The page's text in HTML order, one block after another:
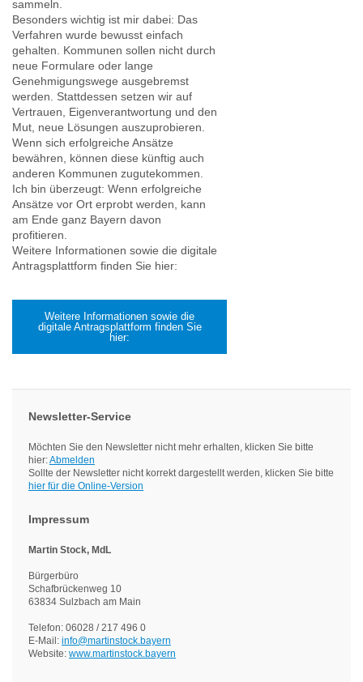
sammeln.
Besonders wichtig ist mir dabei: Das
Verfahren wurde bewusst einfach
gehalten. Kommunen sollen nicht durch
neue Formulare oder lange
Genehmigungswege ausgebremst
werden. Stattdessen setzen wir auf
Vertrauen, Eigenverantwortung und den
Mut, neue Lösungen auszuprobieren.
Wenn sich erfolgreiche Ansätze
bewähren, können diese künftig auch
anderen Kommunen zugutekommen.
Ich bin überzeugt: Wenn erfolgreiche
Ansätze vor Ort erprobt werden, kann
am Ende ganz Bayern davon
profitieren.
Weitere Informationen sowie die digitale
Antragsplattform finden Sie hier:
Weitere Informationen sowie die
digitale Antragsplattform finden Sie
hier:
Newsletter-Service
Möchten Sie den Newsletter nicht mehr erhalten, klicken Sie bitte
hier:Abmelden
Sollte der Newsletter nicht korrekt dargestellt werden, klicken Sie bitte
hier für die Online-Version
Impressum
Martin Stock, MdL
Bürgerbüro
Schafbrückenweg 10
63834 Sulzbach am Main
Telefon: 06028 / 217 496 0
E-Mail: info@martinstock.bayern
Website: www.martinstock.bayern